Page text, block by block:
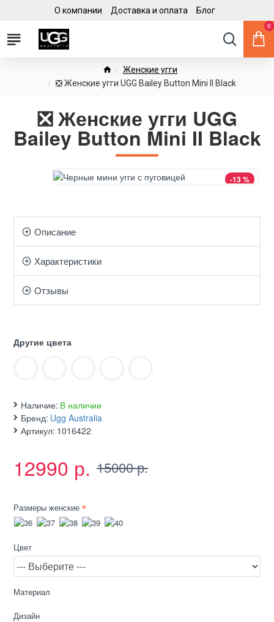
О компании Доставка и оплата Блог
0
Женские угги
❎ Женские угги UGG Bailey Button Mini II Black
❎ Женские угги UGG
Bailey Button Mini II Black
-13 %
Описание
Характеристики
Отзывы
Другие цвета
Наличие: В наличии
Бренд: Ugg Australia
Артикул: 1016422
12990 р. 15000 р.
Размеры женские
Цвет
Материал
Дизайн